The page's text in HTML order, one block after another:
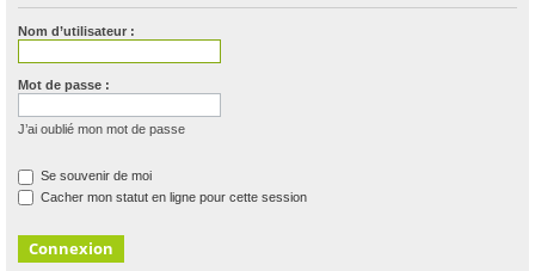
h
Nom d’utilisateur :
Mot de passe :
J’ai oublié mon mot de passe
Se souvenir de moi
Cacher mon statut en ligne pour cette session